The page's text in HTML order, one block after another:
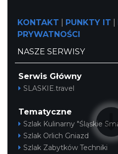
Cieszyn
KONTAKT PUNKTY IT
PRYWATNOŚCI
NASZE SERWISY
Serwis Główny
SLASKIE.travel
Tematyczne
Szlak Kulinarny "Śląskie
Szlak Orlich Gniazd
Szlak Zabytków Techniki